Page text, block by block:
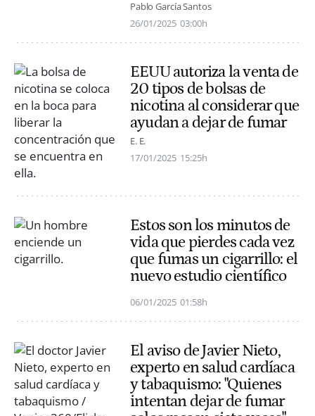
Pablo García Santos
26/01/2025 03:00h
EEUU autoriza la venta de
20 tipos de bolsas de
nicotina al considerar que
ayudan a dejar de fumar
E. E.
17/01/2025 15:25h
Estos son los minutos de
vida que pierdes cada vez
que fumas un cigarrillo: el
nuevo estudio científico
06/01/2025 01:58h
El aviso de Javier Nieto,
experto en salud cardíaca
y tabaquismo: "Quienes
intentan dejar de fumar